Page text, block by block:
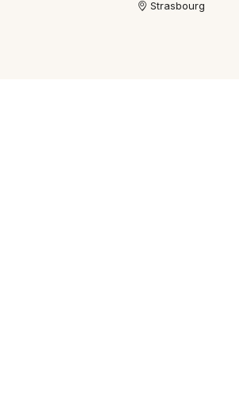
Strasbourg